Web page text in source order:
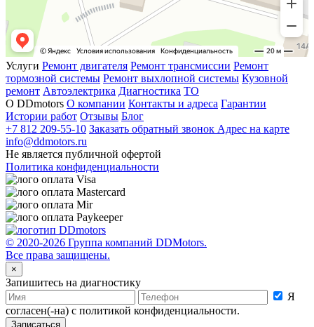
Услуги Ремонт двигателя Ремонт трансмиссии Ремонт
тормозной системы Ремонт выхлопной системы Кузовной
ремонт Автоэлектрика Диагностика ТО
О DDmotors О компании Контакты и адреса Гарантии
Истории работ Отзывы Блог
+7 812 209-55-10 Заказать обратный звонок Адрес на карте
info@ddmotors.ru
Не является публичной офертой
Политика конфиденциальности
© 2020-2026 Группа компаний DDMotors.
Все права защищены.
×
Запишитесь на диагностику
Я
согласен(-на) с политикой конфиденциальности.